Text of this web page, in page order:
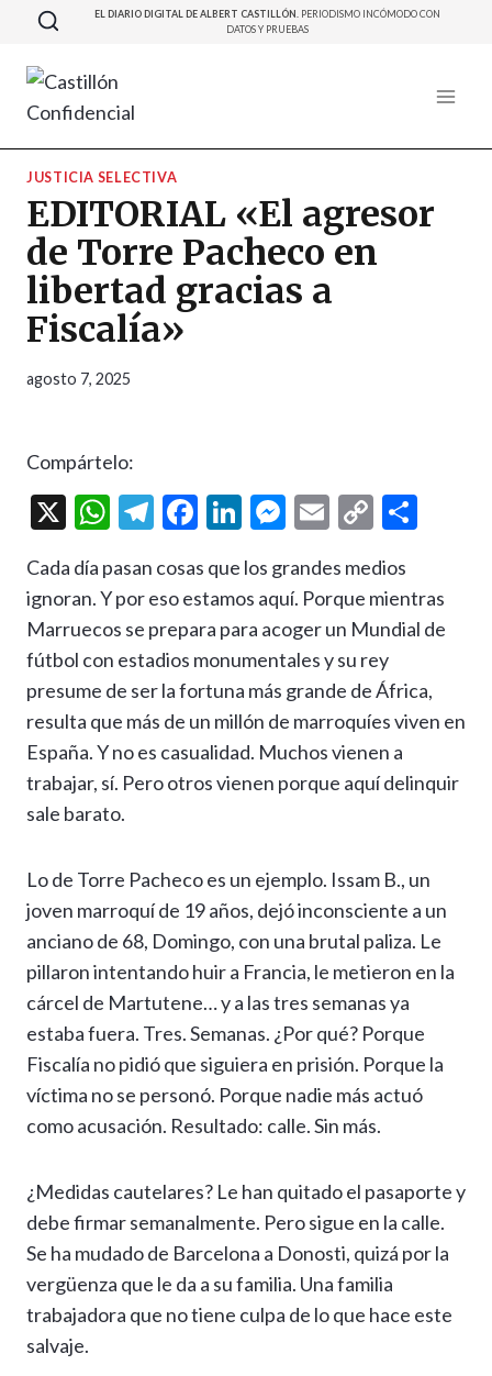
Saltar
contenido
EL DIARIO DIGITAL DE ALBERT CASTILLÓN. PERIODISMO INCÓMODO CON
DATOS Y PRUEBAS
JUSTICIA SELECTIVA
EDITORIAL «El agresor
de Torre Pacheco en
libertad gracias a
Fiscalía»
agosto 7, 2025
Compártelo:
X
W
at
s
A
p
p
T
e
gr
a
m
F
e
b
o
o
k
Li
ke
dI
n
M
se
n
g
er
E
ai
l
C
p
y
Li
n
k
p
ti
r
Cada día pasan cosas que los grandes medios
ignoran. Y por eso estamos aquí. Porque mientras
Marruecos se prepara para acoger un Mundial de
fútbol con estadios monumentales y su rey
presume de ser la fortuna más grande de África,
resulta que más de un millón de marroquíes viven en
España. Y no es casualidad. Muchos vienen a
trabajar, sí. Pero otros vienen porque aquí delinquir
sale barato.
Lo de Torre Pacheco es un ejemplo. Issam B., un
joven marroquí de 19 años, dejó inconsciente a un
anciano de 68, Domingo, con una brutal paliza. Le
pillaron intentando huir a Francia, le metieron en la
cárcel de Martutene… y a las tres semanas ya
estaba fuera. Tres. Semanas. ¿Por qué? Porque
Fiscalía no pidió que siguiera en prisión. Porque la
víctima no se personó. Porque nadie más actuó
como acusación. Resultado: calle. Sin más.
¿Medidas cautelares? Le han quitado el pasaporte y
debe firmar semanalmente. Pero sigue en la calle.
Se ha mudado de Barcelona a Donosti, quizá por la
vergüenza que le da a su familia. Una familia
trabajadora que no tiene culpa de lo que hace este
salvaje.